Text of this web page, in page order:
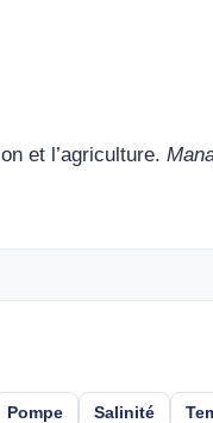
et l’agriculture.
Pompe Salinité